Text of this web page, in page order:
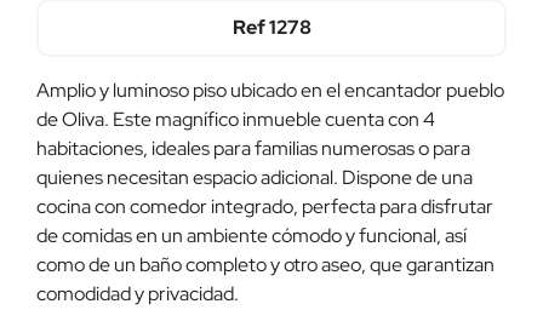
Ref1278
Amplio y luminoso piso ubicado en el encantador pueblo
de Oliva. Este magnífico inmueble cuenta con 4
habitaciones, ideales para familias numerosas o para
quienes necesitan espacio adicional. Dispone de una
cocina con comedor integrado, perfecta para disfrutar
de comidas en un ambiente cómodo y funcional, así
como de un baño completo y otro aseo, que garantizan
comodidad y privacidad.